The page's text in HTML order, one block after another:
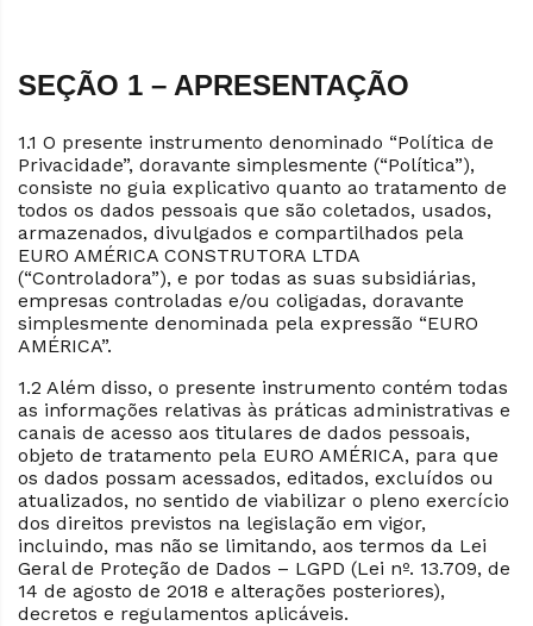
SEÇÃO 1 – APRESENTAÇÃO
1.1 O presente instrumento denominado “Política de
Privacidade”, doravante simplesmente (“Política”),
consiste no guia explicativo quanto ao tratamento de
todos os dados pessoais que são coletados, usados,
armazenados, divulgados e compartilhados pela
EURO AMÉRICA CONSTRUTORA LTDA
(“Controladora”), e por todas as suas subsidiárias,
empresas controladas e/ou coligadas, doravante
simplesmente denominada pela expressão “EURO
AMÉRICA”.
1.2 Além disso, o presente instrumento contém todas
as informações relativas às práticas administrativas e
canais de acesso aos titulares de dados pessoais,
objeto de tratamento pela EURO AMÉRICA, para que
os dados possam acessados, editados, excluídos ou
atualizados, no sentido de viabilizar o pleno exercício
dos direitos previstos na legislação em vigor,
incluindo, mas não se limitando, aos termos da Lei
Geral de Proteção de Dados – LGPD (Lei nº. 13.709, de
14 de agosto de 2018 e alterações posteriores),
decretos e regulamentos aplicáveis.